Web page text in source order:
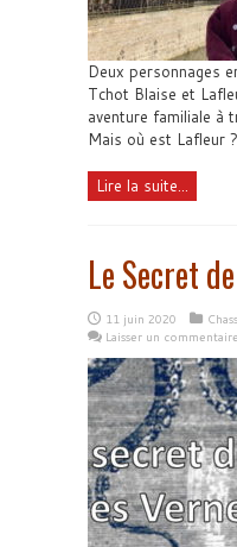
Deux personnages
Tchot Blaise et
aventure familiale à
Mais où est Lafleur ?
Lire la suite...
Le Secret
11 juin 2020
Laisser un commentaire